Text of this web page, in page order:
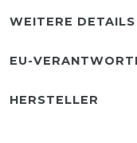
WEITERE DETAILS
EU-
HERSTELLER